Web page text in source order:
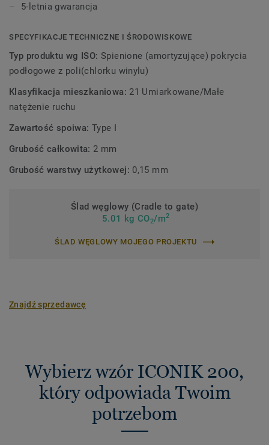
5-letnia gwarancja
SPECYFIKACJE TECHNICZNE I ŚRODOWISKOWE
Typ produktu wg ISO: Spienione (amortyzujące) pokrycia
podłogowe z poli(chlorku winylu)
Klasyfikacja mieszkaniowa: 21 Umiarkowane/Małe
natężenie ruchu
Zawartość spoiwa: Type I
Grubość całkowita: 2 mm
Grubość warstwy użytkowej: 0,15 mm
Ślad węglowy (Cradle to gate)
5.01 kg CO2/m2
ŚLAD WĘGLOWY MOJEGO PROJEKTU
Znajdź sprzedawcę
Wybierz wzór ICONIK 200,
który odpowiada Twoim
potrzebom